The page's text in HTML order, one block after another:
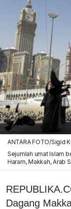
ANTARA FOTO/Sigid
Sejumlah umat Islam
Haram, Makkah, Arab
Dagang